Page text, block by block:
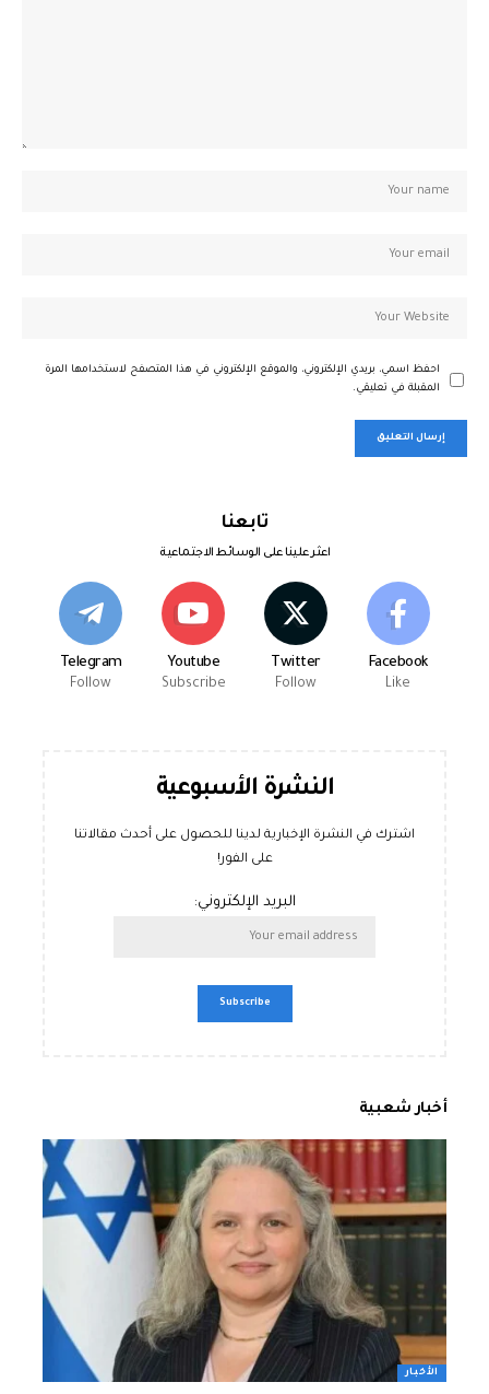
احفظ اسمي، بريدي الإلكتروني، والموقع الإلكتروني في هذا المتصفح لاستخدامها المرة
المقبلة في تعليقي.
تابعنا
اعثر علينا على الوسائط الاجتماعية
Facebook
Like
Twitter
Follow
Youtube
Subscribe
Telegram
Follow
النشرة الأسبوعية
اشترك في النشرة الإخبارية لدينا للحصول على أحدث مقالاتنا
على الفور!
البريد الإلكتروني:
أخبار شعبية
الأخبار